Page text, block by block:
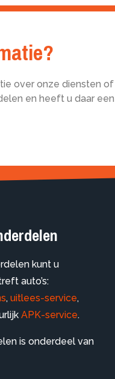
over onze diensten
en heeft u daar
kunt u
auto’s:
, uitlees-service,
APK-service.
is onderdeel van